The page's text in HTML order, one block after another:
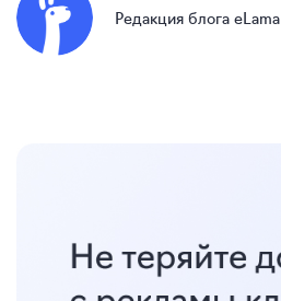
Редакция блога eLama